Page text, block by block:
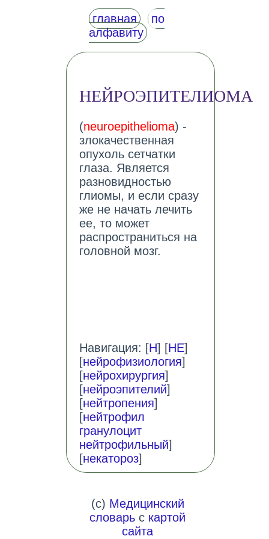
главная
по
алфавиту
НЕЙРОЭПИТЕЛИОМА
(neuroepithelioma) -
злокачественная
опухоль сетчатки
глаза. Является
разновидностью
глиомы, и если сразу
же не начать лечить
ее, то может
распространиться на
головной мозг.
Навигация: [Н] [НЕ]
[нейрофизиология]
[нейрохирургия]
[нейроэпителий]
[нейтропения]
[нейтрофил
гранулоцит
нейтрофильный]
[некатороз]
(c) Медицинский
словарь с картой
сайта